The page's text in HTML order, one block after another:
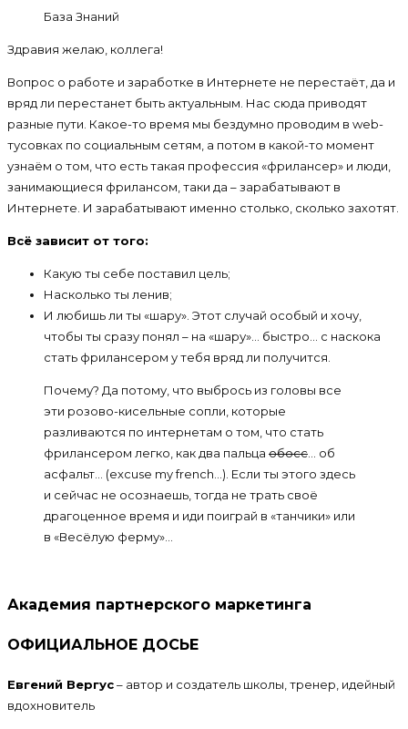
База Знаний
Здравия желаю, коллега!
Вопрос о работе и заработке в Интернете не перестаёт, да и
вряд ли перестанет быть актуальным. Нас сюда приводят
разные пути. Какое-то время мы бездумно проводим в web-
тусовках по социальным сетям, а потом в какой-то момент
узнаём о том, что есть такая профессия «фрилансер» и люди,
занимающиеся фрилансом, таки да – зарабатывают в
Интернете. И зарабатывают именно столько, сколько захотят.
Всё зависит от того:
Какую ты себе поставил цель;
Насколько ты ленив;
И любишь ли ты «шару». Этот случай особый и хочу,
чтобы ты сразу понял – на «шару»… быстро… с наскока
стать фрилансером у тебя вряд ли получится.
Почему? Да потому, что выбрось из головы все
эти розово-кисельные сопли, которые
разливаются по интернетам о том, что стать
фрилансером легко, как два пальца обосс… об
асфальт… (excuse my french…). Если ты этого здесь
и сейчас не осознаешь, тогда не трать своё
драгоценное время и иди поиграй в «танчики» или
в «Весёлую ферму»…
Академия партнерского маркетинга
ОФИЦИАЛЬНОЕ ДОСЬЕ
Евгений Вергус– автор и создатель школы, тренер, идейный
вдохновитель